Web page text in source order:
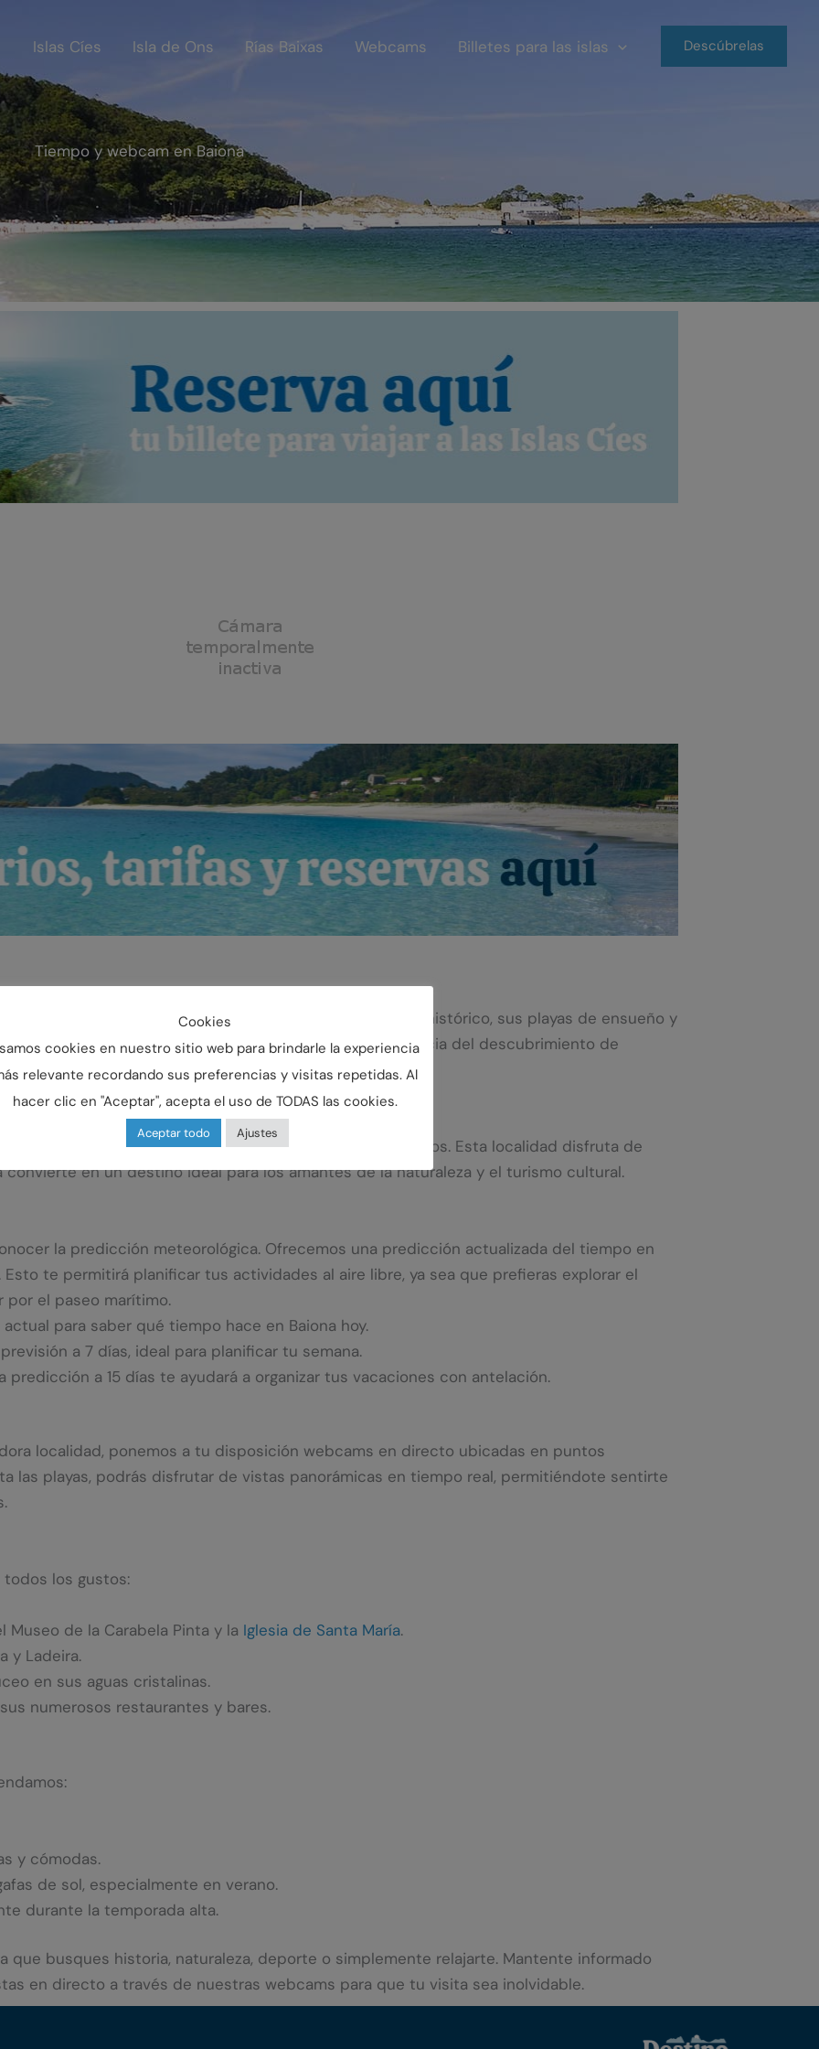
Islas Cíes Isla de Ons Rías Baixas Webcams Billetes para las islas Descúbrelas
Tiempo y webcam en Baiona
a visitantes durante todo el año gracias a su encanto histórico, sus playas de ensueño y
al siglo XV, cuando Cristóbal Colón trajo aquí la noticia del descubrimiento de
un entorno costero único.
por inviernos suaves y veranos cálidos, pero no extremos. Esta localidad disfruta de
en un destino ideal para los amantes de la naturaleza y el turismo cultural.
la predicción meteorológica. Ofrecemos una predicción actualizada del tiempo en
Esto te permitirá planificar tus actividades al aire libre, ya sea que prefieras explorar el
por el paseo marítimo.
para saber qué tiempo hace en Baiona hoy.
a 7 días, ideal para planificar tu semana.
predicción a 15 días te ayudará a organizar tus vacaciones con antelación.
localidad, ponemos a tu disposición webcams en directo ubicadas en puntos
las playas, podrás disfrutar de vistas panorámicas en tiempo real, permitiéndote sentirte
todos los gustos:
Museo de la Carabela Pinta y la Iglesia de Santa María.
y Ladeira.
en sus aguas cristalinas.
numerosos restaurantes y bares.
y cómodas.
de sol, especialmente en verano.
durante la temporada alta.
que busques historia, naturaleza, deporte o simplemente relajarte. Mantente informado
en directo a través de nuestras webcams para que tu visita sea inolvidable.
Cookies
cookies en nuestro sitio web para brindarle la experiencia
relevante recordando sus preferencias y visitas repetidas. Al
hacer clic en "Aceptar", acepta el uso de TODAS las cookies.
Aceptar todo Ajustes